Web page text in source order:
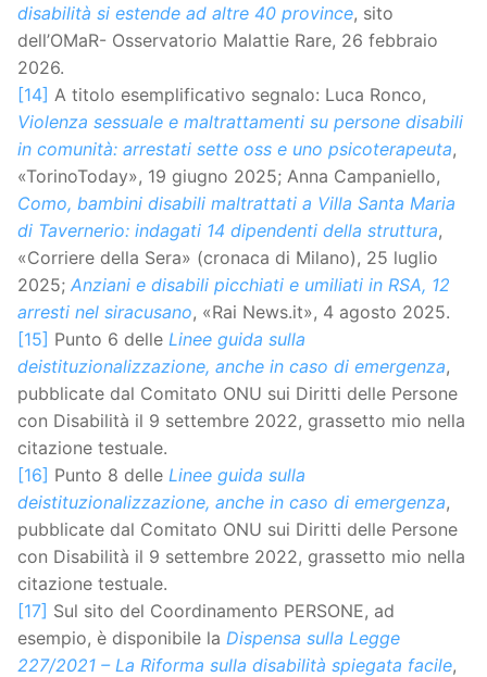
disabilità si estende ad altre 40 province, sito
dell’OMaR- Osservatorio Malattie Rare, 26 febbraio
2026.
[14] A titolo esemplificativo segnalo: Luca Ronco,
Violenza sessuale e maltrattamenti su persone disabili
in comunità: arrestati sette oss e uno psicoterapeuta,
«TorinoToday», 19 giugno 2025; Anna Campaniello,
Como, bambini disabili maltrattati a Villa Santa Maria
di Tavernerio: indagati 14 dipendenti della struttura,
«Corriere della Sera» (cronaca di Milano), 25 luglio
2025; Anziani e disabili picchiati e umiliati in RSA, 12
arresti nel siracusano, «Rai News.it», 4 agosto 2025.
[15] Punto 6 delle Linee guida sulla
deistituzionalizzazione, anche in caso di emergenza,
pubblicate dal Comitato ONU sui Diritti delle Persone
con Disabilità il 9 settembre 2022, grassetto mio nella
citazione testuale.
[16] Punto 8 delle Linee guida sulla
deistituzionalizzazione, anche in caso di emergenza,
pubblicate dal Comitato ONU sui Diritti delle Persone
con Disabilità il 9 settembre 2022, grassetto mio nella
citazione testuale.
[17] Sul sito del Coordinamento PERSONE, ad
esempio, è disponibile la Dispensa sulla Legge
227/2021 – La Riforma sulla disabilità spiegata facile,